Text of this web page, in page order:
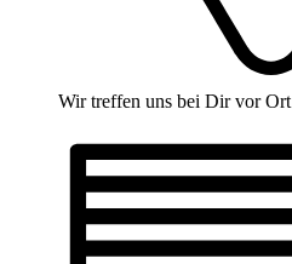
Wir treffen uns bei Dir vor Ort